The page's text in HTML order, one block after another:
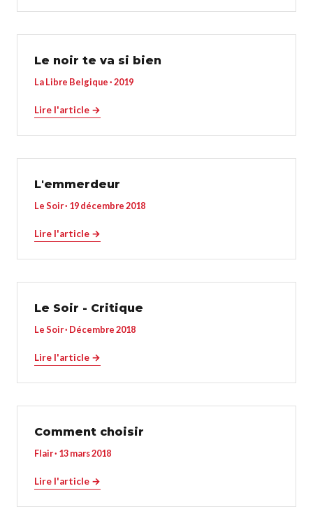
Le noir te va si bien
La Libre Belgique · 2019
Lire l'article →
L'emmerdeur
Le Soir · 19 décembre 2018
Lire l'article →
Le Soir - Critique
Le Soir · Décembre 2018
Lire l'article →
Comment choisir
Flair · 13 mars 2018
Lire l'article →